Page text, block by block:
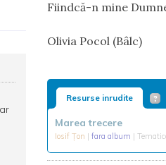
Fiindcă-n mine
Olivia Pocol (Bâlc)
Resurse inrudite
Marea trecere
Iosif Țon | fara album |